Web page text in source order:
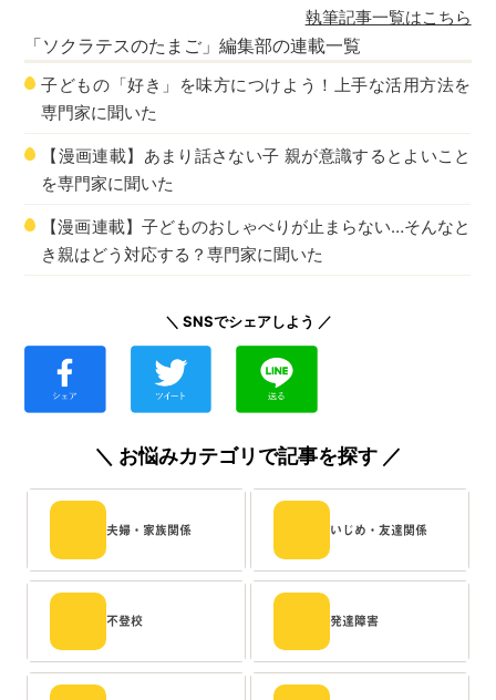
執筆記事一覧はこちら
「ソクラテスのたまご」編集部の連載一覧
子どもの「好き」を味方につけよう！上手な活用方法を
専門家に聞いた
【漫画連載】あまり話さない子 親が意識するとよいこと
を専門家に聞いた
【漫画連載】子どものおしゃべりが止まらない…そんなと
き親はどう対応する？専門家に聞いた
＼ SNSでシェアしよう ／
＼ お悩みカテゴリで記事を探す ／
夫婦・家族関係 いじめ・友達関係
不登校 発達障害